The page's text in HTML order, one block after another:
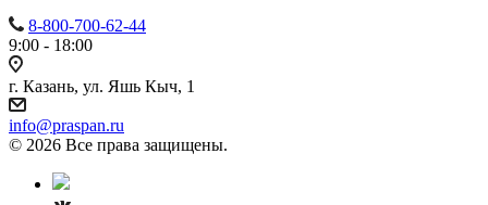
8-800-700-62-44
9:00 - 18:00
г. Казань, ул. Яшь Кыч, 1
info@praspan.ru
© 2026 Все права защищены.